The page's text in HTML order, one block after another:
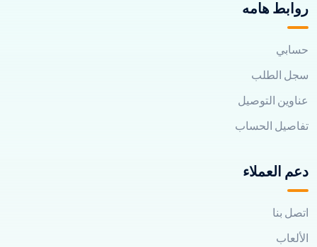
روابط هامه
حسابي
سجل الطلب
عناوين التوصيل
تفاصيل الحساب
دعم العملاء
اتصل بنا
الألعاب